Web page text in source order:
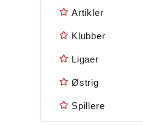
Artikler
Klubber
Ligaer
Østrig
Spillere